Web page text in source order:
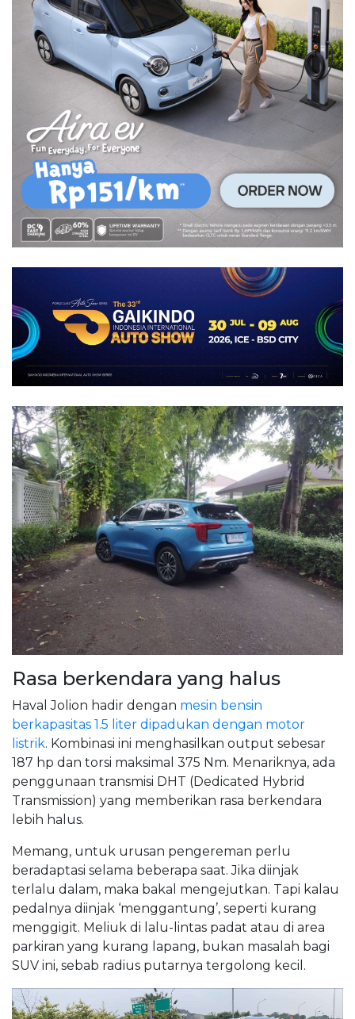
Rasa berkendara yang halus
Haval Jolion hadir dengan mesin bensin
berkapasitas 1.5 liter dipadukan dengan motor
listrik. Kombinasi ini menghasilkan output sebesar
187 hp dan torsi maksimal 375 Nm. Menariknya, ada
penggunaan transmisi DHT (Dedicated Hybrid
Transmission) yang memberikan rasa berkendara
lebih halus.
Memang, untuk urusan pengereman perlu
beradaptasi selama beberapa saat. Jika diinjak
terlalu dalam, maka bakal mengejutkan. Tapi kalau
pedalnya diinjak ‘menggantung’, seperti kurang
menggigit. Meliuk di lalu-lintas padat atau di area
parkiran yang kurang lapang, bukan masalah bagi
SUV ini, sebab radius putarnya tergolong kecil.